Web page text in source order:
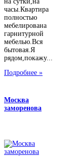
часы.Квартира
полностью
мебелирована
гарнитурной
мебелью.Вся
бытовая.Я
рядом,покажу...
Подробнее »
Москва
заморенова